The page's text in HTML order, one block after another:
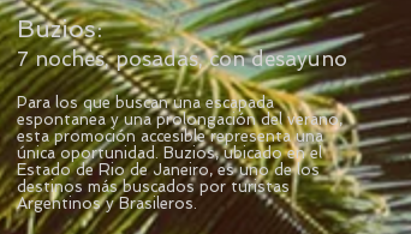
Buzios:
7 noches, posadas, con desayuno
Para los que buscan una escapada
espontanea y una prolongación del verano,
esta promoción accesible representa una
única oportunidad. Buzios, ubicado en el
Estado de Rio de Janeiro, es uno de los
destinos más buscados por turistas
Argentinos y Brasileros.